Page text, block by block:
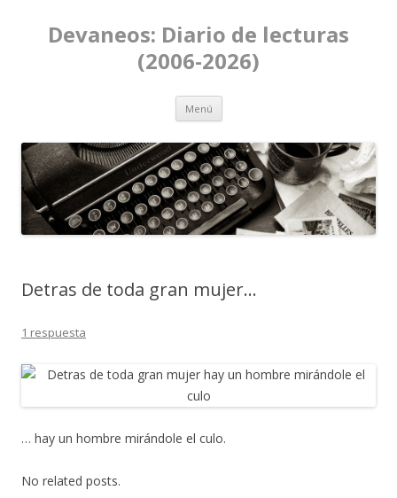
Devaneos: Diario de lecturas
(2006-2026)
Menú Ir al contenido
Detras de toda gran mujer…
1 respuesta
… hay un hombre mirándole el culo.
No related posts.